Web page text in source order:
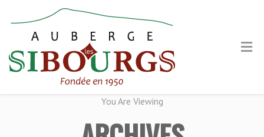
You Are Viewing